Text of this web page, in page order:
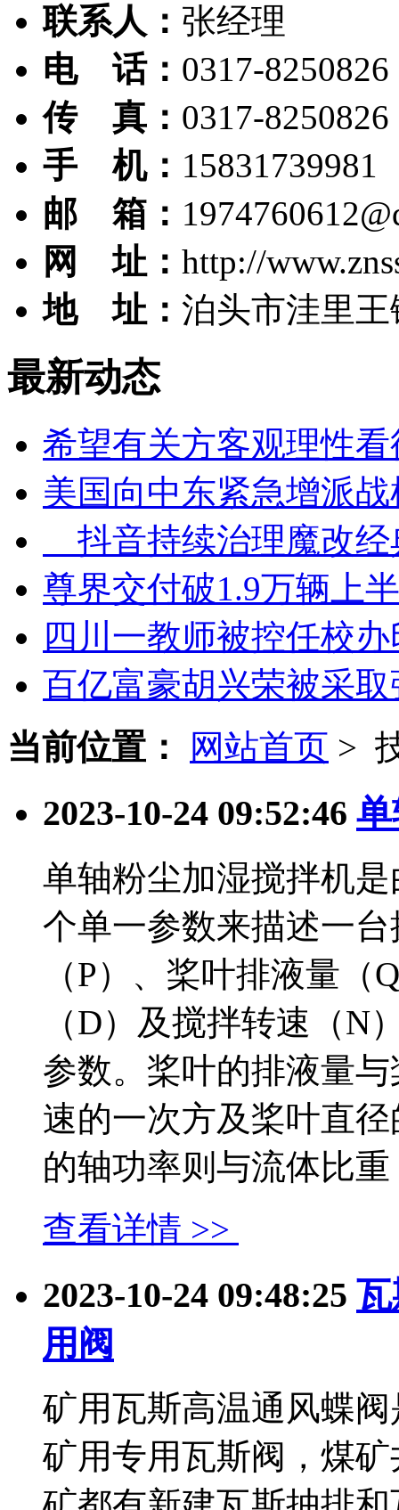
联系人： 张经理
电 话： 0317-8250826
传 真： 0317-8250826
手 机： 15831739981
邮 箱：
网 址： http://
地 址： 泊头市洼里
最新动态
希望有关方客观理性
美国向中东紧急增派战
抖音持续治理魔改经
尊界交付破1.9万辆上
四川一教师被控任校
百亿富豪胡兴荣被采
当前位置：
网站首页 >
2023-10-24 09:52:46
单轴粉尘加湿搅拌机
个单一参数来描述一
（P）、桨叶排液量
（D）及搅拌转速（N
参数。桨叶的排液量
速的一次方及桨叶直
的轴功率则与流体比
查看详情 >>
2023-10-24 09:48:25
用阀
矿用瓦斯高温通风蝶
矿用专用瓦斯阀，煤